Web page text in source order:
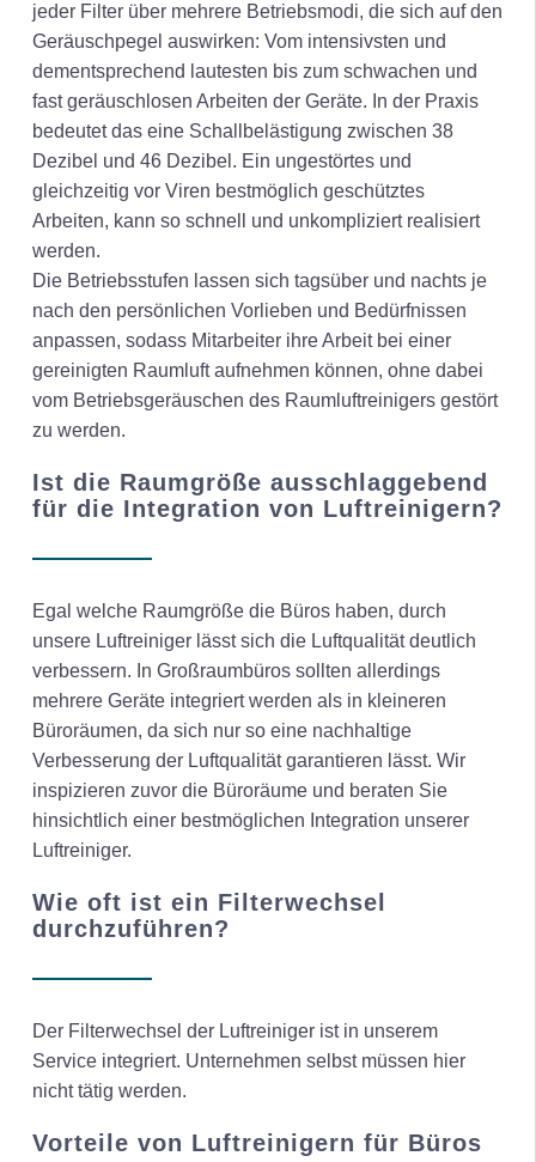
jeder Filter über mehrere Betriebsmodi, die sich auf den
Geräuschpegel auswirken: Vom intensivsten und
dementsprechend lautesten bis zum schwachen und
fast geräuschlosen Arbeiten der Geräte. In der Praxis
bedeutet das eine Schallbelästigung zwischen 38
Dezibel und 46 Dezibel. Ein ungestörtes und
gleichzeitig vor Viren bestmöglich geschütztes
Arbeiten, kann so schnell und unkompliziert realisiert
werden.
Die Betriebsstufen lassen sich tagsüber und nachts je
nach den persönlichen Vorlieben und Bedürfnissen
anpassen, sodass Mitarbeiter ihre Arbeit bei einer
gereinigten Raumluft aufnehmen können, ohne dabei
vom Betriebsgeräuschen des Raumluftreinigers gestört
zu werden.
Ist die Raumgröße ausschlaggebend
für die Integration von Luftreinigern?
Egal welche Raumgröße die Büros haben, durch
unsere Luftreiniger lässt sich die Luftqualität deutlich
verbessern. In Großraumbüros sollten allerdings
mehrere Geräte integriert werden als in kleineren
Büroräumen, da sich nur so eine nachhaltige
Verbesserung der Luftqualität garantieren lässt. Wir
inspizieren zuvor die Büroräume und beraten Sie
hinsichtlich einer bestmöglichen Integration unserer
Luftreiniger.
Wie oft ist ein Filterwechsel
durchzuführen?
Der Filterwechsel der Luftreiniger ist in unserem
Service integriert. Unternehmen selbst müssen hier
nicht tätig werden.
Vorteile von Luftreinigern für Büros